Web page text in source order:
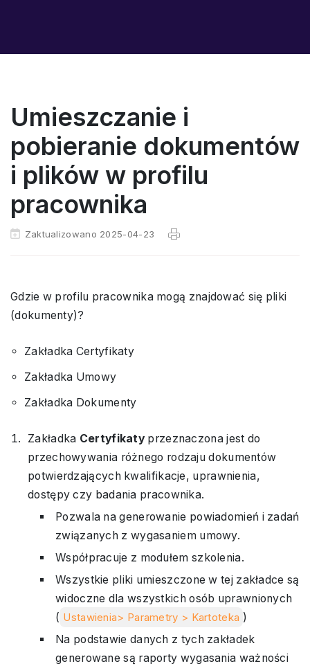
Umieszczanie i
pobieranie dokumentów
i plików w profilu
pracownika
Zaktualizowano 2025-04-23
Gdzie w profilu pracownika mogą znajdować się pliki
(dokumenty)?
Zakładka Certyfikaty
Zakładka Umowy
Zakładka Dokumenty
Zakładka Certyfikaty przeznaczona jest do
przechowywania różnego rodzaju dokumentów
potwierdzających kwalifikacje, uprawnienia,
dostępy czy badania pracownika.
Pozwala na generowanie powiadomień i zadań
związanych z wygasaniem umowy.
Współpracuje z modułem szkolenia.
Wszystkie pliki umieszczone w tej zakładce są
widoczne dla wszystkich osób uprawnionych
( Ustawienia> Parametry > Kartoteka )
Na podstawie danych z tych zakładek
generowane są raporty wygasania ważności